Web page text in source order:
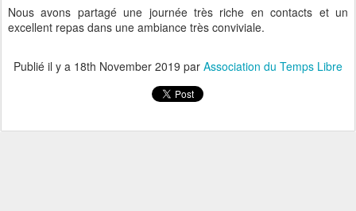
Nous avons partagé une journée très riche en contacts et un
excellent repas dans une ambiance très conviviale.
Publié il y a 18th November 2019 par Association du Temps Libre